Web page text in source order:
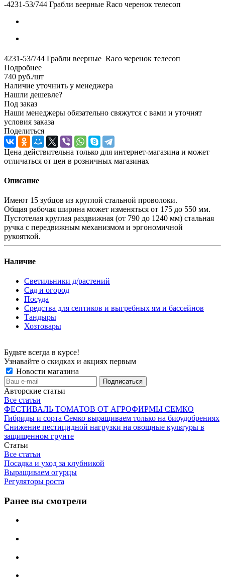
-4231-53/744 Грабли веерные Raco черенок телесоп
4231-53/744 Грабли веерные Raco черенок телесоп
Подробнее
740 руб./шт
Наличие уточнить у менеджера
Нашли дешевле?
Под заказ
Наши менеджеры обязательно свяжутся с вами и уточнят
условия заказа
Поделиться
Цена действительна только для интернет-магазина и может
отличаться от цен в розничных магазинах
Описание
Имеют 15 зубцов из круглой стальной проволоки.
Общая рабочая ширина может изменяться от 175 до 550 мм.
Пустотелая круглая раздвижная (от 790 до 1240 мм) стальная
ручка с передвижным механизмом и эргономичной
рукояткой.
Наличие
Светильники д/растений
Сад и огород
Посуда
Средства для септиков и выгребных ям и бассейнов
Тандыры
Хозтовары
Будьте всегда в курсе!
Узнавайте о скидках и акциях первым
Новости магазина
Авторские статьи
Все статьи
ФЕСТИВАЛЬ ТОМАТОВ ОТ АГРОФИРМЫ СЕМКО
Гибриды и сорта Семко выращиваем только на биоудобрениях
Снижение пестицидной нагрузки на овощные культуры в
защищенном грунте
Статьи
Все статьи
Посадка и уход за клубникой
Выращиваем огурцы
Регуляторы роста
Ранее вы смотрели